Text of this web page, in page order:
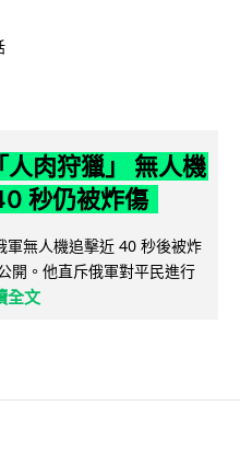
肉狩獵」 無人機
秒仍被炸傷
軍無人機追擊近 40 秒後被炸
開。他直斥俄軍對平民進行
全文